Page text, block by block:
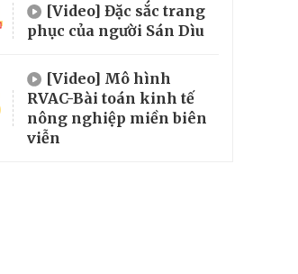
[Video] Đặc sắc trang
phục của người Sán Dìu
[Video] Mô hình
RVAC-Bài toán kinh tế
nông nghiệp miền biên
viễn